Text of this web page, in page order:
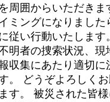
周囲からいただきま
ミングになりました
従い行動いたします
明者の捜索状況、現
収集にあたり適切に
。
どうぞよろしく
す。
被災された皆